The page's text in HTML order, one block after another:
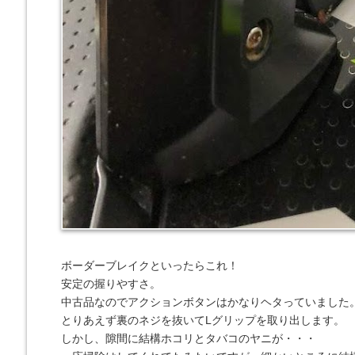
ボーダーブレイクといったらこれ！
安定の握りやすさ。
中古品なのでアクションボタンはかなりヘタっていました
とりあえず裏のネジを抜いてLグリップを取り出します。
しかし、隙間に結構ホコリとタバコのヤニが・・・